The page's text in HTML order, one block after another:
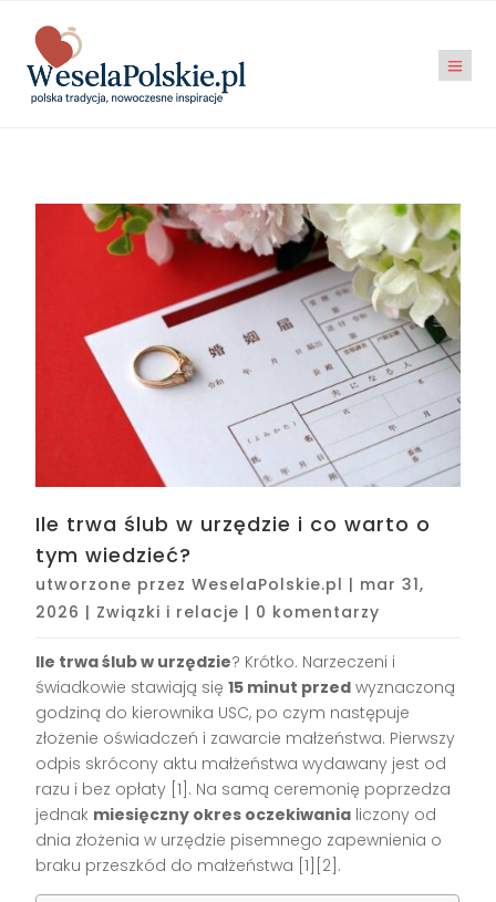
Ile trwa ślub w urzędzie i co warto o
tym wiedzieć?
utworzone przezWeselaPolskie.pl | mar 31,
2026 | Związki i relacje | 0 komentarzy
Ile trwa ślub w urzędzie? Krótko. Narzeczeni i
świadkowie stawiają się15 minut przed wyznaczoną
godziną do kierownika USC, po czym następuje
złożenie oświadczeń i zawarcie małżeństwa. Pierwszy
odpis skrócony aktu małżeństwa wydawany jest od
razu i bez opłaty [1]. Na samą ceremonię poprzedza
jednak miesięczny okres oczekiwania liczony od
dnia złożenia w urzędzie pisemnego zapewnienia o
braku przeszkód do małżeństwa [1][2].